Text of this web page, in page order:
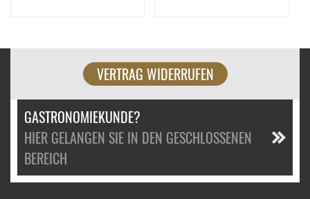
VERTRAG WIDERRUFEN
GASTRONOMIEKUNDE?
HIER GELANGEN SIE IN DEN GESCHLOSSENEN
BEREICH